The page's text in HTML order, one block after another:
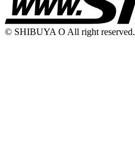
© SHIBUYA O All right reserved.